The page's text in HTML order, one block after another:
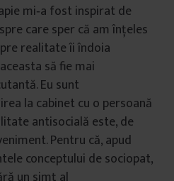
mi‑a fost inspirat de
care sper că am înţeles
realitate îi îndoia
să fie mai
Eu sunt
la cabinet cu o persoană
antisocială este, de
Pentru că, apud
conceptului de sociopat,